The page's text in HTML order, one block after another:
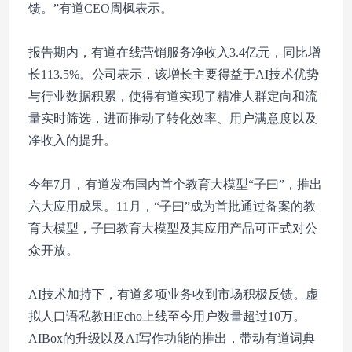
馈。”有道CEO周枫表示。
报告期内，有道在线营销服务净收入3.4亿元，同比增
长113.5%。公司表示，该增长主要得益于AI技术优势
与行业数据积累，使得有道实现了精准人群定向和流
量实时筛选，进而推动了转化效率、用户满意度以及
净收入的提升。
今年7月，有道发布国内首个教育大模型“子曰”，推出
六大应用成果。11月，“子曰”成为首批通过备案的教
育大模型，子曰教育大模型及其应用产品可正式对公
众开放。
AI技术加持下，有道多项业务收到市场积极反馈。虚
拟人口语私教HiEcho上线至今用户数量超过10万。
AIBox的升级以及AI写作功能的推出，带动有道词典